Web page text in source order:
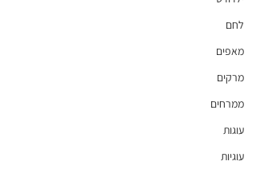
לחם
מאפים
מרקים
ממרחים
עוגות
עוגיות